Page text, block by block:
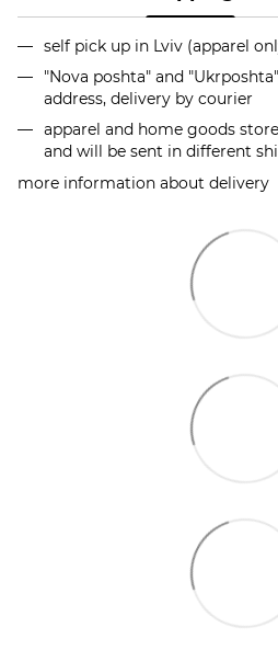
self pick up in Lviv (apparel
"Nova poshta" and
address, delivery by courier
apparel and home goods
and will be sent in different
more information about delivery